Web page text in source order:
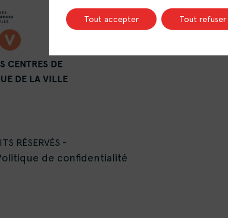
CENTRES DE
DE LA VILLE
RÉSERVÉS -
de confidentialité
Tout accepter Tout refuser